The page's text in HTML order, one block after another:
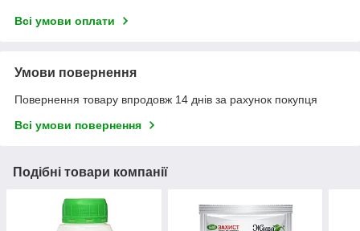
Всі умови оплати
Умови повернення
Повернення товару впродовж 14 днів за рахунок покупця
Всі умови повернення
Подібні товари компанії